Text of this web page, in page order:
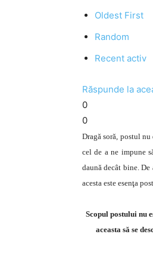
Oldest First
Random
Recent activ
Răspunde la
0
0
Dragă soră, postul
cel de a ne impune
daună decât bine.
acesta este esenţa
Scopul postului nu
aceasta să se